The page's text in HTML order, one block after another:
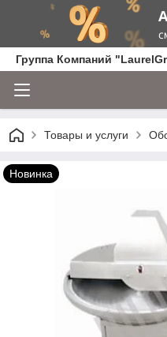
Группа Компаний
Товары и услуги
Новинка